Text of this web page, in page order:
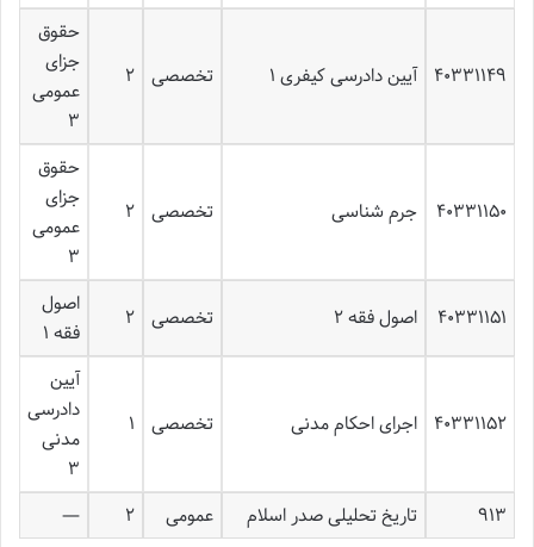
۴۰۳۳۱۱۴۹ آیین دادرسی کیفری ۱ تخصصی ۲
حقوق
جزای
عمومی
۳
۴۰۳۳۱۱۵۰ جرم شناسی تخصصی ۲
حقوق
جزای
عمومی
۳
۴۰۳۳۱۱۵۱ اصول فقه ۲ تخصصی ۲
اصول
فقه ۱
۴۰۳۳۱۱۵۲ اجرای احکام مدنی تخصصی ۱
آیین
دادرسی
مدنی
۳
۹۱۳
تاریخ تحلیلی صدر اسلام عمومی ۲ —